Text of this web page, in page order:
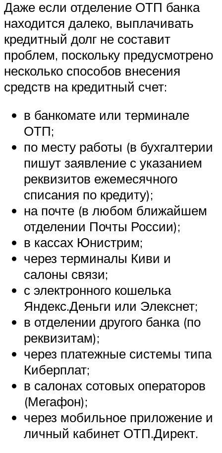
Даже если отделение ОТП банка
находится далеко, выплачивать
кредитный долг не составит
проблем, поскольку предусмотрено
несколько способов внесения
средств на кредитный счет:
в банкомате или терминале
ОТП;
по месту работы (в бухгалтерии
пишут заявление с указанием
реквизитов ежемесячного
списания по кредиту);
на почте (в любом ближайшем
отделении Почты России);
в кассах Юнистрим;
через терминалы Киви и
салоны связи;
с электронного кошелька
Яндекс.Деньги или Элекснет;
в отделении другого банка (по
реквизитам);
через платежные системы типа
Киберплат;
в салонах сотовых операторов
(Мегафон);
через мобильное приложение и
личный кабинет ОТП.Директ.